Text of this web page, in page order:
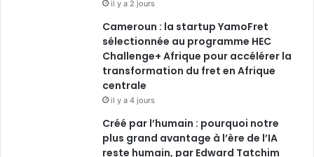
k
n
a
m
il y a 2 jours
Cameroun : la startup YamoFret
sélectionnée au programme HEC
Challenge+ Afrique pour accélérer la
transformation du fret en Afrique
centrale
il y a 4 jours
Créé par l’humain : pourquoi notre
plus grand avantage à l’ère de l’IA
reste humain, par Edward Tatchim